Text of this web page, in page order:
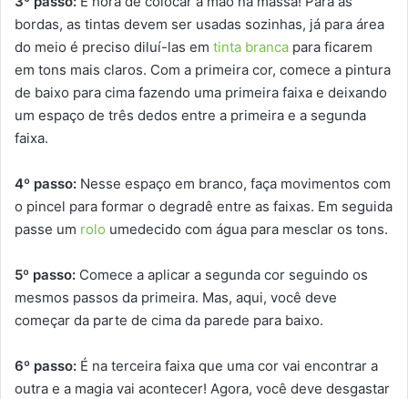
bordas, as tintas devem ser usadas sozinhas, já para área
do meio é preciso diluí-las em tinta branca para ficarem
em tons mais claros. Com a primeira cor, comece a pintura
de baixo para cima fazendo uma primeira faixa e deixando
um espaço de três dedos entre a primeira e a segunda
faixa.
4º passo: Nesse espaço em branco, faça movimentos com
o pincel para formar o degradê entre as faixas. Em seguida
passe um rolo umedecido com água para mesclar os tons.
5º passo: Comece a aplicar a segunda cor seguindo os
mesmos passos da primeira. Mas, aqui, você deve
começar da parte de cima da parede para baixo.
6º passo: É na terceira faixa que uma cor vai encontrar a
outra e a magia vai acontecer! Agora, você deve desgastar